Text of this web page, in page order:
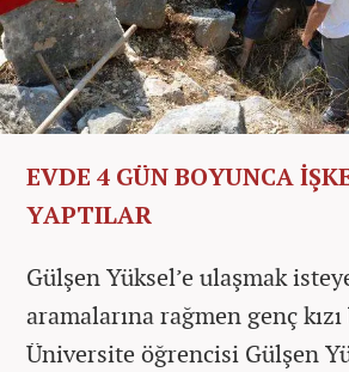
EVDE 4 GÜN BOYUNCA
YAPTILAR
Gülşen Yüksel’e ulaşmak
aramalarına rağmen genç
Üniversite öğrencisi Gülşen